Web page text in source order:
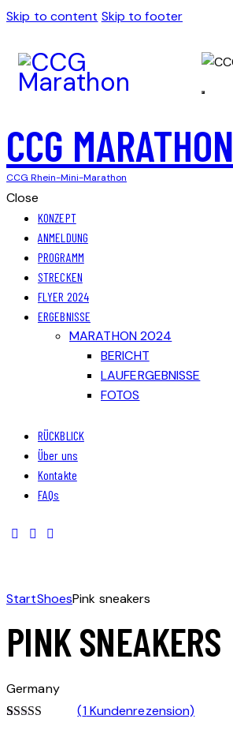
Skip to content Skip to footer
CCG MARATHON
CCG Rhein-Mini-Marathon
Close
KONZEPT
ANMELDUNG
PROGRAMM
STRECKEN
FLYER 2024
ERGEBNISSE
MARATHON 2024
BERICHT
LAUFERGEBNISSE
FOTOS
RÜCKBLICK
Über uns
Kontakte
FAQs
StartShoesPink sneakers
PINK SNEAKERS
Germany
(1Kundenrezension)